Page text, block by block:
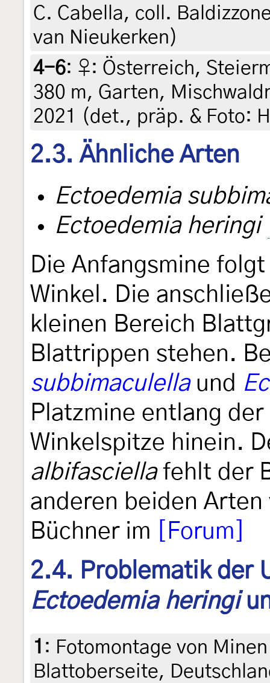
C. Cabella, coll.
van Nieukerken)
4-6: ♀: Österreich,
380 m, Garten,
2021 (det., präp. & Foto:
2.3. Ähnliche Arten
Ectoedemia
Ectoedemia heringi
Die Anfangsmine
Winkel. Die
kleinen Bereich
Blattrippen stehen.
subbimaculellaund
Platzmine entlang
Winkelspitze hinein.
albifasciellafehlt der
anderen beiden
Büchner im
[Forum]
2.4. Problematik der
Ectoedemia heringi
1 : Fotomontage von
Blattoberseite,